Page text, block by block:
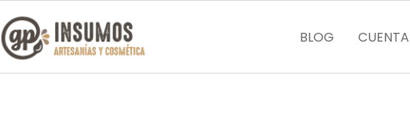
BLOG CUENTA